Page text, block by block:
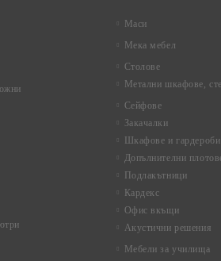
Маси
Мека мебел
Столове
Метални шкафове,
Сейфове
Закачалки
Шкафове и гардероби
Допълнителни
Подлакътници
Кардекс
Офис вкъщи
Акустични решения
Мебели за училища